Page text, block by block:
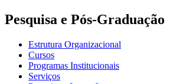
Pesquisa e Pós-Graduação
Estrutura Organizacional
Cursos
Programas Institucionais
Serviços